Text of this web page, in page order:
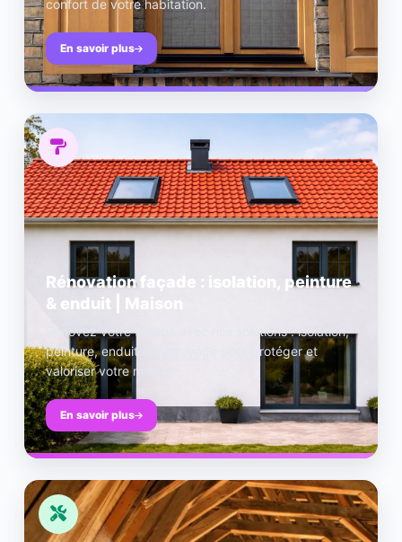
confort de votre habitation.
En savoir plus
Rénovation façade : isolation, peinture
& enduit | Maison
Rénovez votre façade avec nos solutions : isolation,
peinture, enduit et nettoyage pour protéger et
valoriser votre maison.
En savoir plus